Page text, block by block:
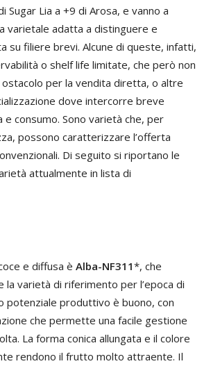
Sugar Lia a +9 di Arosa, e vanno a
varietale adatta a distinguere e
su filiere brevi. Alcune di queste, infatti,
o shelf life limitate, che però non
per la vendita diretta, o altre
dove intercorre breve
consumo. Sono varietà che, per
possono caratterizzare l’offerta
Di seguito si riportano le
attualmente in lista di
e diffusa è Alba-NF311*, che
la varietà di riferimento per l’epoca di
potenziale produttivo è buono, con
che permette una facile gestione
La forma conica allungata e il colore
rendono il frutto molto attraente. Il